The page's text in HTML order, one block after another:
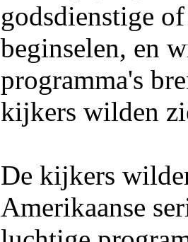
godsdienstige
beginselen, en
programma's
kijkers wilden
De kijkers
Amerikaanse